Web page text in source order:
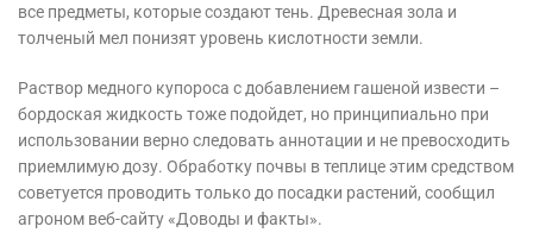
все предметы, которые создают тень. Древесная зола и
толченый мел понизят уровень кислотности земли.
Раствор медного купороса с добавлением гашеной извести –
бордоская жидкость тоже подойдет, но принципиально при
использовании верно следовать аннотации и не превосходить
приемлимую дозу. Обработку почвы в теплице этим средством
советуется проводить только до посадки растений, сообщил
агроном веб-сайту «Доводы и факты».